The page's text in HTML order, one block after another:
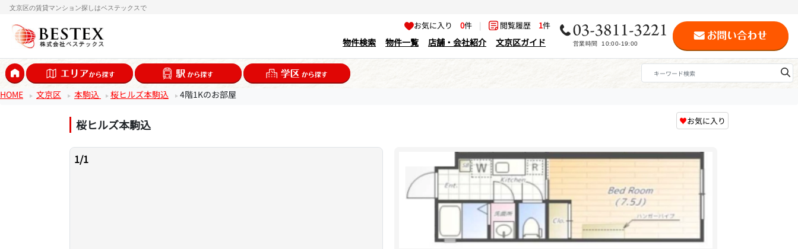
文京区の賃貸マンション探しはベステックスで
お気に入り0件 | 閲覧履歴 1件
物件検索 物件一覧 店舗・会社紹介 文京区ガイド
HOME 文京区 本駒込 桜ヒルズ本駒込 4階1Kのお部屋
桜ヒルズ本駒込 ♥お気に入り
1/1